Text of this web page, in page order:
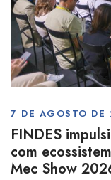
7 DE AGOSTO DE
FINDES
com
Mec Show